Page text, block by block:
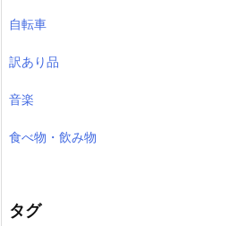
自転車
訳あり品
音楽
食べ物・飲み物
タグ